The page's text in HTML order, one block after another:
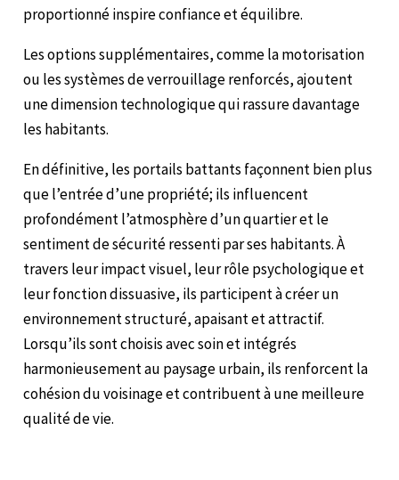
proportionné inspire confiance et équilibre.
Les options supplémentaires, comme la motorisation
ou les systèmes de verrouillage renforcés, ajoutent
une dimension technologique qui rassure davantage
les habitants.
En définitive, les portails battants façonnent bien plus
que l’entrée d’une propriété; ils influencent
profondément l’atmosphère d’un quartier et le
sentiment de sécurité ressenti par ses habitants. À
travers leur impact visuel, leur rôle psychologique et
leur fonction dissuasive, ils participent à créer un
environnement structuré, apaisant et attractif.
Lorsqu’ils sont choisis avec soin et intégrés
harmonieusement au paysage urbain, ils renforcent la
cohésion du voisinage et contribuent à une meilleure
qualité de vie.